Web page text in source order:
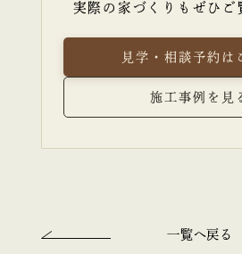
実際の家づくりもぜひご
見学・相談予約は
施工事例を見
一覧へ戻る